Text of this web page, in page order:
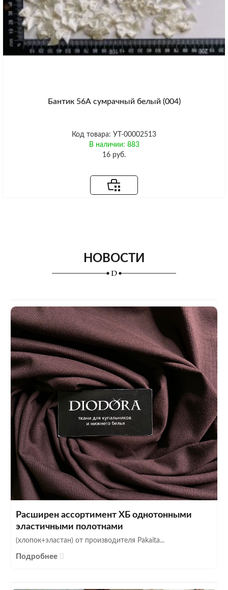
Бантик 56А сумрачный белый (004)
Код товара: УТ-00002513
В наличии: 883
16 руб.
НОВОСТИ
Расширен ассортимент ХБ однотонными
эластичными полотнами
(хлопок+эластан) от производителя Pakaita...
Подробнее